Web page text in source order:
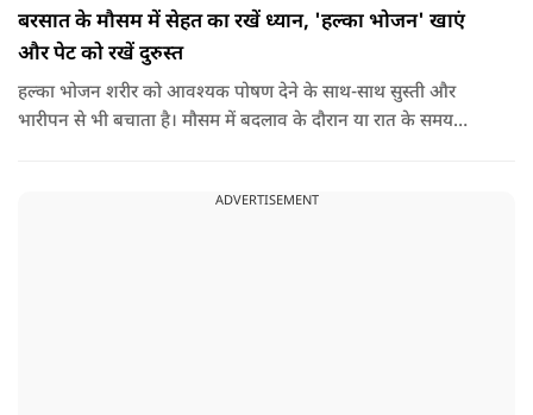
बरसात के मौसम में सेहत का रखें ध्यान, 'हल्का भोजन' खाएं
और पेट को रखें दुरुस्त
हल्का भोजन शरीर को आवश्यक पोषण देने के साथ-साथ सुस्ती और
भारीपन से भी बचाता है। मौसम में बदलाव के दौरान या रात के समय
में हल्का भोजन मेटाबॉलिज्म के लिए भी बेहतर होता है।
ADVERTISEMENT